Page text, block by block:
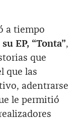
a tiempo
EP, “Tonta”,
que
que las
adentrarse
le permitió